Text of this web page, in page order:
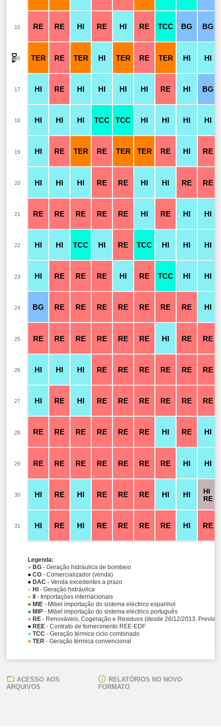
Dia
Legenda:
● BG - Geração hidráulica de bombeio
●CO - Comercializador (venda)
● DAC - Venda excedentes a prazo
● HI - Geração hidráulica
●
- Importações internacionais
● MIE - Mibel importação do sistema eléctrico espanhol
● MIP - Mibel importação do sistema eléctrico português
● RE - Renováveis, Cogeração e Residuos (desde 26/12/2013.
● REE - Contrato de fornecimento REE-EDF
●TCC - Geração térmica ciclo combinado
●TER - Geração térmica convencional
RE RE HI RE HI RE TCC BG BG
TER RE TER HI TER RE TER HI HI
HI RE HI HI HI HI RE HI BG
HI HI HI TCC TCC HI HI HI HI
HI RE TER RE TER TER RE HI RE
HI HI HI RE RE HI HI RE RE
RE RE RE RE RE HI RE HI HI
HI HI TCC HI RE TCC HI HI HI
HI RE RE RE HI RE TCC HI HI
BG RE RE RE RE RE RE RE HI
RE RE RE RE RE RE HI RE RE
HI HI HI RE RE RE RE RE RE
HI RE HI RE RE RE RE RE RE
RE RE RE RE RE RE HI RE HI
RE RE RE RE RE RE RE HI HI
HI RE HI RE RE RE HI HI
HI
RE
HI RE HI RE RE RE RE HI RE
15
16
17
18
19
20
21
22
23
24
25
26
27
28
29
30
31
ACESSO AOS
ARQUIVOS
RELATÓRIOS NO NOVO
FORMATO